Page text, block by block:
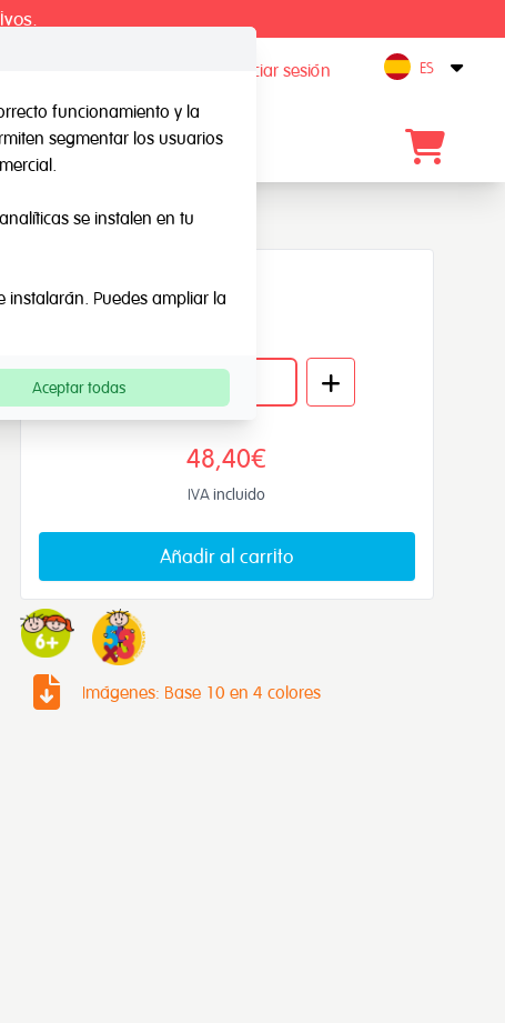
Registro / Iniciar sesión Open
ES
Blog Contacto
48,40€
IVA incluido
Añadir al carrito
Imágenes: Base 10 en 4 colores
funcionamiento y la
segmentar los usuarios
se instalen en tu
instalarán. Puedes ampliar la
Aceptar todas